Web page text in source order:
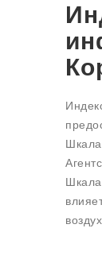
Шкала